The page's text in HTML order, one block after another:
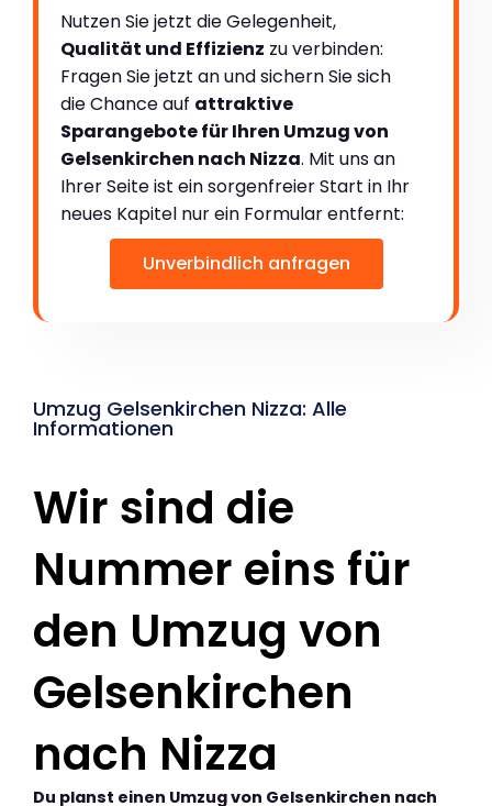
Nutzen Sie jetzt die Gelegenheit,
Qualität und Effizienz zu verbinden:
Fragen Sie jetzt an und sichern Sie sich
die Chance auf attraktive
Sparangebote für Ihren Umzug von
Gelsenkirchen nach Nizza. Mit uns an
Ihrer Seite ist ein sorgenfreier Start in Ihr
neues Kapitel nur ein Formular entfernt:
Unverbindlich anfragen
Umzug Gelsenkirchen Nizza: Alle
Informationen
Wir sind die
Nummer eins für
den Umzug von
Gelsenkirchen
nach Nizza
Du planst einen Umzug von Gelsenkirchen nach